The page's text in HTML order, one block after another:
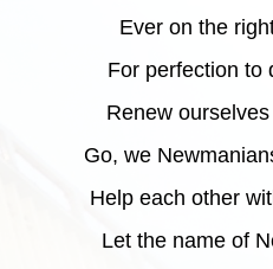
Ever on the
For perfection to
Renew
Go, we
Help each other
Let the name of